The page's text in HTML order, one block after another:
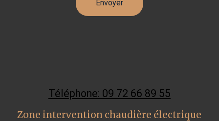
Téléphone: 09 72 66 89 55
Zone intervention chaudière électrique